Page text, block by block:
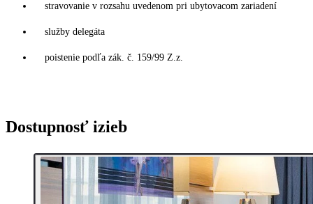
stravovanie v rozsahu uvedenom pri ubytovacom zariadení
služby delegáta
poistenie podľa zák. č. 159/99 Z.z.
Dostupnosť izieb